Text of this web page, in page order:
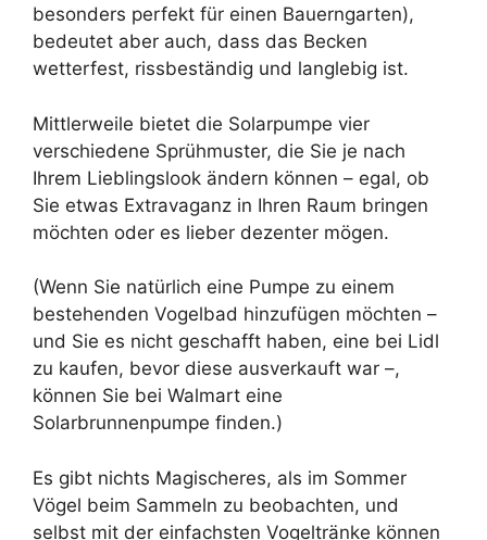
besonders perfekt für einen Bauerngarten),
bedeutet aber auch, dass das Becken
wetterfest, rissbeständig und langlebig ist.
Mittlerweile bietet die Solarpumpe vier
verschiedene Sprühmuster, die Sie je nach
Ihrem Lieblingslook ändern können – egal, ob
Sie etwas Extravaganz in Ihren Raum bringen
möchten oder es lieber dezenter mögen.
(Wenn Sie natürlich eine Pumpe zu einem
bestehenden Vogelbad hinzufügen möchten –
und Sie es nicht geschafft haben, eine bei Lidl
zu kaufen, bevor diese ausverkauft war –,
können Sie bei Walmart eine
Solarbrunnenpumpe finden.)
Es gibt nichts Magischeres, als im Sommer
Vögel beim Sammeln zu beobachten, und
selbst mit der einfachsten Vogeltränke können